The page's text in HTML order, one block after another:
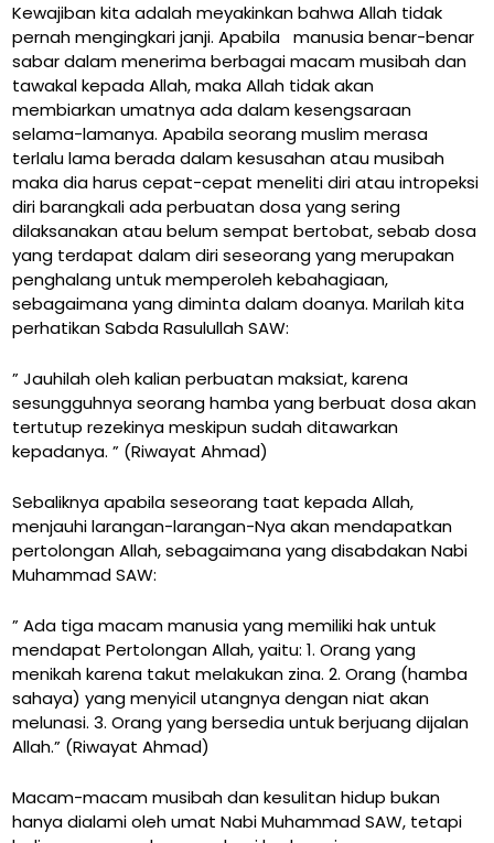
Kewajiban kita adalah meyakinkan bahwa Allah tidak
pernah mengingkari janji. Apabila manusia benar-benar
sabar dalam menerima berbagai macam musibah dan
tawakal kepada Allah, maka Allah tidak akan
membiarkan umatnya ada dalam kesengsaraan
selama-lamanya. Apabila seorang muslim merasa
terlalu lama berada dalam kesusahan atau musibah
maka dia harus cepat-cepat meneliti diri atau intropeksi
diri barangkali ada perbuatan dosa yang sering
dilaksanakan atau belum sempat bertobat, sebab dosa
yang terdapat dalam diri seseorang yang merupakan
penghalang untuk memperoleh kebahagiaan,
sebagaimana yang diminta dalam doanya. Marilah kita
perhatikan Sabda Rasulullah SAW:
” Jauhilah oleh kalian perbuatan maksiat, karena
sesungguhnya seorang hamba yang berbuat dosa akan
tertutup rezekinya meskipun sudah ditawarkan
kepadanya. ” (Riwayat Ahmad)
Sebaliknya apabila seseorang taat kepada Allah,
menjauhi larangan-larangan-Nya akan mendapatkan
pertolongan Allah, sebagaimana yang disabdakan Nabi
Muhammad SAW:
” Ada tiga macam manusia yang memiliki hak untuk
mendapat Pertolongan Allah, yaitu: 1. Orang yang
menikah karena takut melakukan zina. 2. Orang (hamba
sahaya) yang menyicil utangnya dengan niat akan
melunasi. 3. Orang yang bersedia untuk berjuang dijalan
Allah.” (Riwayat Ahmad)
Macam-macam musibah dan kesulitan hidup bukan
hanya dialami oleh umat Nabi Muhammad SAW, tetapi